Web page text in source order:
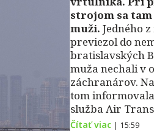
strojom sa
muži. Jedného
previezol do
bratislavských
muža nechali v
záchranárov.
tom
služba Air
Čítať viac | 15:59